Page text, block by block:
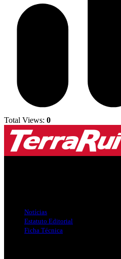
Total Views: 0
Notícias
Estatuto Editorial
Ficha Técnica